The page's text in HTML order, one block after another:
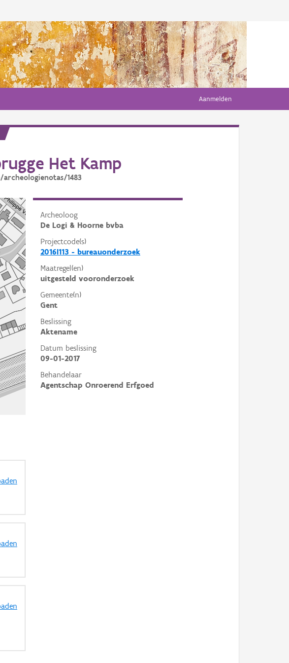
Aanmelden
Het Kamp
1483
Archeoloog
De Logi & Hoorne bvba
Projectcode(s)
2016I113 - bureauonderzoek
Maatregel(en)
uitgesteld vooronderzoek
Gemeente(n)
Gent
Beslissing
Aktename
Datum beslissing
09-01-2017
Behandelaar
Agentschap Onroerend Erfgoed